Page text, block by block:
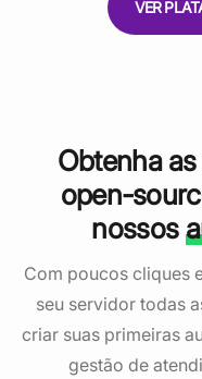
VER
Obtenha
open-
nossos
Com poucos cliques
seu servidor todas
criar suas primeiras
gestão de